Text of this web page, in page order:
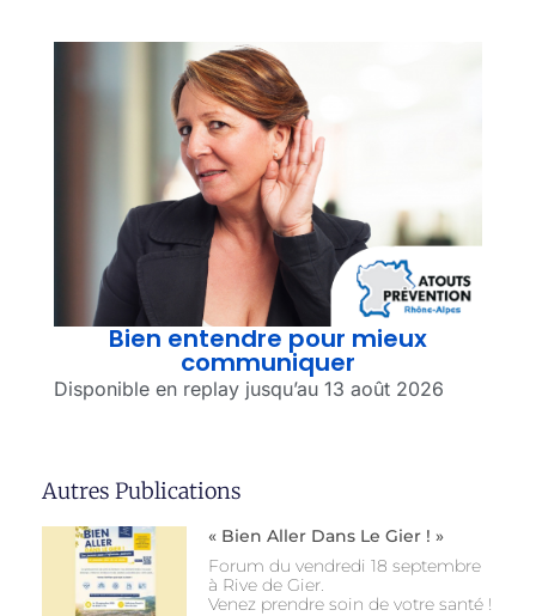
Bien entendre pour mieux
communiquer
Disponible en replay jusqu’au 13 août 2026
Autres Publications
« Bien Aller Dans Le Gier ! »
Forum du vendredi 18 septembre
à Rive de Gier.
Venez prendre soin de votre santé !